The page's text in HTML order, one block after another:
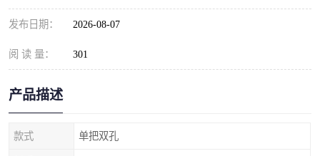
发布日期： 2026-08-07
阅 读 量： 301
产品描述
款式 单把双孔